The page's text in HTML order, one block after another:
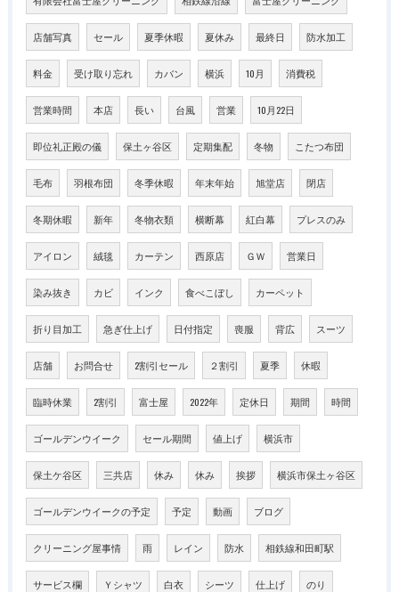
店舗写真 セール 夏季休暇 夏休み 最終日 防水加工
料金 受け取り忘れ カバン 横浜 10月 消費税
営業時間 本店 長い 台風 営業 10月22日
即位礼正殿の儀 保土ヶ谷区 定期集配 冬物 こたつ布団
毛布 羽根布団 冬季休暇 年末年始 旭堂店 閉店
冬期休暇 新年 冬物衣類 横断幕 紅白幕 プレスのみ
アイロン 絨毯 カーテン 西原店 ＧＷ 営業日
染み抜き カビ インク 食べこぼし カーペット
折り目加工 急ぎ仕上げ 日付指定 喪服 背広 スーツ
店舗 お問合せ 2割引セール ２割引 夏季 休暇
臨時休業 2割引 富士屋 2022年 定休日 期間 時間
ゴールデンウイーク セール期間 値上げ 横浜市
保土ケ谷区 三共店 休み 休み 挨拶 横浜市保土ヶ谷区
ゴールデンウイークの予定 予定 動画 ブログ
クリーニング屋事情 雨 レイン 防水 相鉄線和田町駅
サービス欄 Ｙシャツ 白衣 シーツ 仕上げ のり